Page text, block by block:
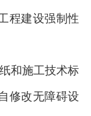
程建设强制性
和施工技术标
修改无障碍设